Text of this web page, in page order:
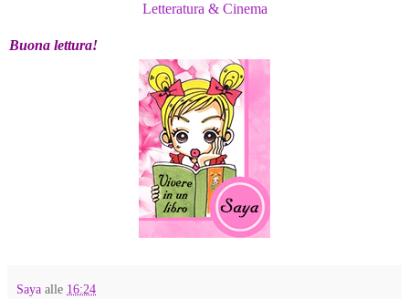
Letteratura & Cinema
Buona lettura!
Saya alle 16:24